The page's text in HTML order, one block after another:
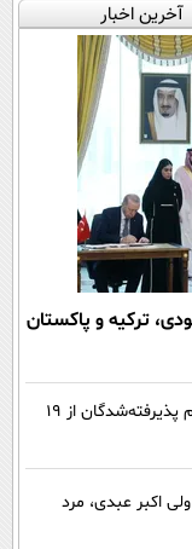
آخرین اخبار
ترکیه و پاکستان
نتایج آزمون مدارس سمپاد اعلام شد/ ثبت‌نام پذیرفته‌شدگان از ۱۹
اکبر عبدی، مرد